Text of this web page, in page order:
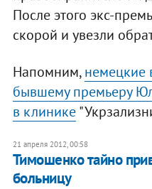
После этого экс-
скорой и увезли
Напомним,немецкие
бывшему премьеру
в клинике
21 апреля 2012, 00:58
Тимошенко тайно
больницу